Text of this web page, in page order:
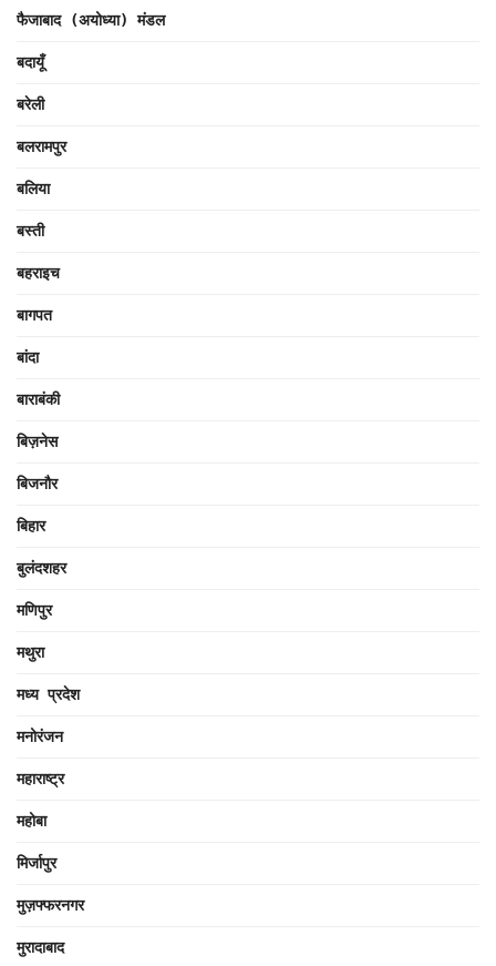
फैजाबाद (अयोध्या) मंडल
बदायूँ
बरेली
बलरामपुर
बलिया
बस्ती
बहराइच
बागपत
बांदा
बाराबंकी
बिज़नेस
बिजनौर
बिहार
बुलंदशहर
मणिपुर
मथुरा
मध्य प्रदेश
मनोरंजन
महाराष्ट्र
महोबा
मिर्जापुर
मुज़फ्फरनगर
मुरादाबाद